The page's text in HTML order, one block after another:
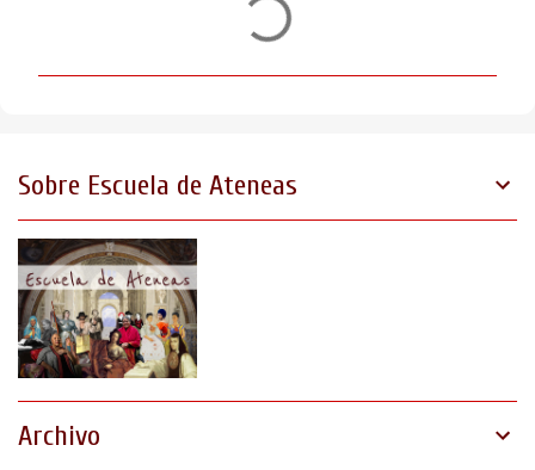
a
r
i
o
s
Sobre Escuela de Ateneas
Archivo